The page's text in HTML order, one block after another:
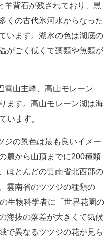
羊背石が残されており、黒
くの古代氷河水からなった
います。湖水の色は湖底の
がごく低くて藻類や魚類が
雪山主峰、高山モレーン
ます。高山モレーン湖は海
います。
の景色は最も良いイメー
麓から山頂までに200種類
ほとんどの雲南省北西部の
雲南省のツツジの種類の
生物科学者に「世界花園の
海抜の落差が大きくて気候
で異なるツツジの花が見ら